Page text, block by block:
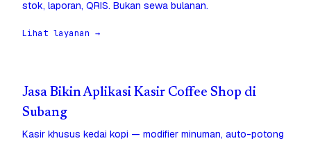
stok, laporan, QRIS. Bukan sewa bulanan.
Lihat layanan →
Jasa Bikin Aplikasi Kasir Coffee Shop di
Subang
Kasir khusus kedai kopi — modifier minuman, auto-potong